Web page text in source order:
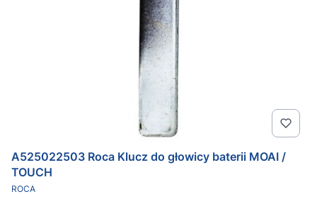
A525022503 Roca Klucz do głowicy baterii MOAI /
TOUCH
PRODUCENT
ROCA